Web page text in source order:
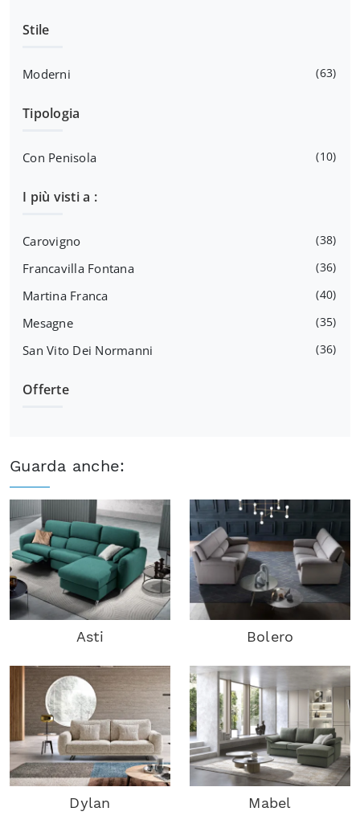
Stile
Moderni 63
Tipologia
Con Penisola 10
I più visti a :
Carovigno 38
Francavilla Fontana 36
Martina Franca 40
Mesagne 35
San Vito Dei Normanni 36
Offerte
Guarda anche:
Asti Bolero
Dylan Mabel